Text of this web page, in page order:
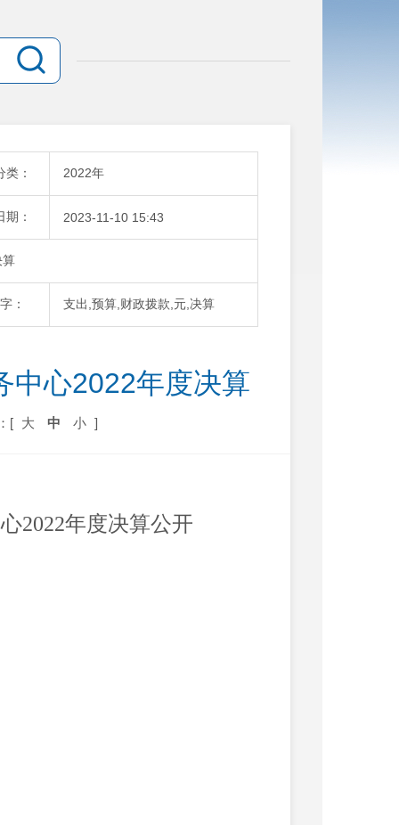
类： 2022年
期： 2023-11-10 15:43
算
： 支出,预算,财政拨款,元,决算
中心2022年度决算
[ 大 中 小 ]
2022年度决算公开